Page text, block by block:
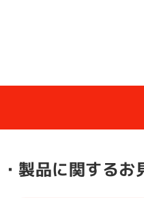
製品に関するお